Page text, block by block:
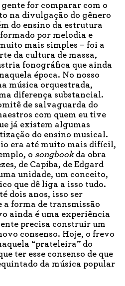
gente for comparar com o
na divulgação do gênero
do ensino da estrutura
por melodia e
mais simples – foi a
da cultura de massa,
fonográfica que ainda
época. No nosso
música orquestrada,
diferença substancial.
de salvaguarda do
com quem eu tive
já existem algumas
do ensino musical.
era até muito mais difícil,
o songbookda obra
de Capiba, de Edgard
unidade, um conceito,
que dê liga a isso tudo.
dois anos, isso ser
a forma de transmissão
ainda é uma experiência
precisa construir um
consenso. Hoje, o frevo
“prateleira” do
ter esse consenso de que
da música popular